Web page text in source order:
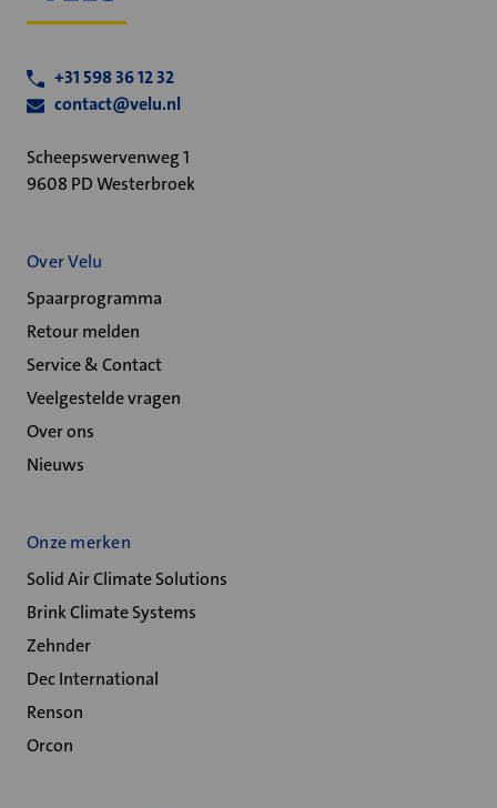
+31 598 36 12 32
contact@velu.nl
Scheepswervenweg 1
9608 PD Westerbroek
Over Velu
Spaarprogramma
Retour melden
Service & Contact
Veelgestelde vragen
Over ons
Nieuws
Onze merken
Solid Air Climate Solutions
Brink Climate Systems
Zehnder
Dec International
Renson
Orcon